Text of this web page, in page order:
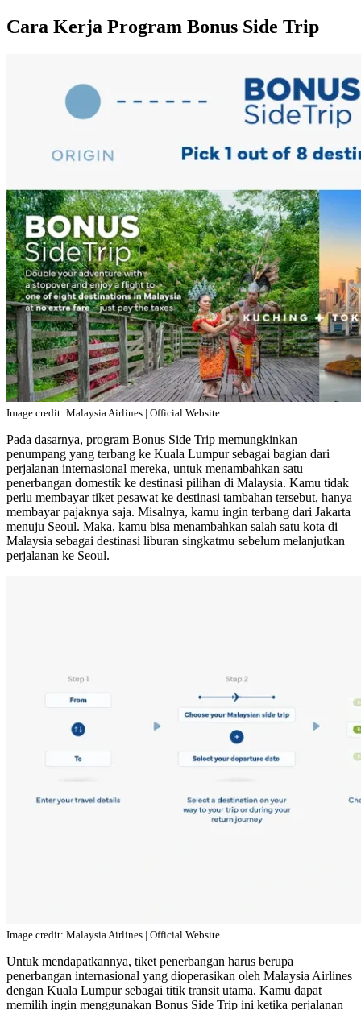
Cara Kerja Program Bonus Side Trip
Image credit: Malaysia Airlines | Official Website
Pada dasarnya, program Bonus Side Trip memungkinkan
penumpang yang terbang ke Kuala Lumpur sebagai bagian dari
perjalanan internasional mereka, untuk menambahkan satu
penerbangan domestik ke destinasi pilihan di Malaysia. Kamu tidak
perlu membayar tiket pesawat ke destinasi tambahan tersebut, hanya
membayar pajaknya saja. Misalnya, kamu ingin terbang dari Jakarta
menuju Seoul. Maka, kamu bisa menambahkan salah satu kota di
Malaysia sebagai destinasi liburan singkatmu sebelum melanjutkan
perjalanan ke Seoul.
Image credit: Malaysia Airlines | Official Website
Untuk mendapatkannya, tiket penerbangan harus berupa
penerbangan internasional yang dioperasikan oleh Malaysia Airlines
dengan Kuala Lumpur sebagai titik transit utama. Kamu dapat
memilih ingin menggunakan Bonus Side Trip ini ketika perjalanan